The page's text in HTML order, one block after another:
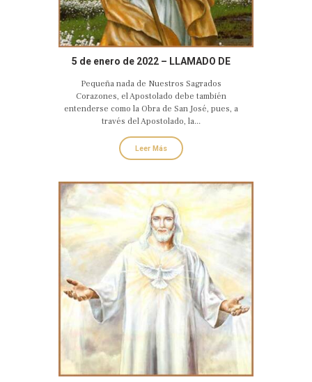
5 de enero de 2022 – LLAMADO DE
AMANTE CORAZÓN DE SAN JOSÉ
Pequeña nada de Nuestros Sagrados
Corazones, el Apostolado debe también
entenderse como la Obra de San José, pues, a
través del Apostolado, la...
Leer Más